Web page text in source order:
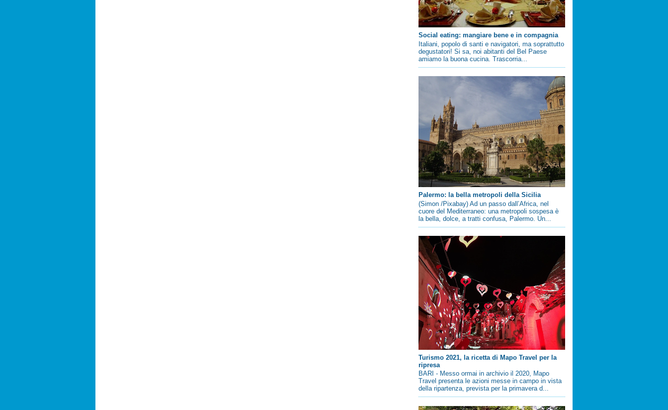
Social eating: mangiare bene e in compagnia
Italiani, popolo di santi e navigatori, ma soprattutto
degustatori! Si sa, noi abitanti del Bel Paese
amiamo la buona cucina. Trascorria...
Palermo: la bella metropoli della Sicilia
(Simon /Pixabay) Ad un passo dall’Africa, nel
cuore del Mediterraneo: una metropoli sospesa è
la bella, dolce, a tratti confusa, Palermo. Un...
Turismo 2021, la ricetta di Mapo Travel per la
ripresa
BARI - Messo ormai in archivio il 2020, Mapo
Travel presenta le azioni messe in campo in vista
della ripartenza, prevista per la primavera d...